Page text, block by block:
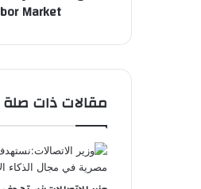
and
Education
with
the
Labor
Market
Market
مقالات ذات صلة